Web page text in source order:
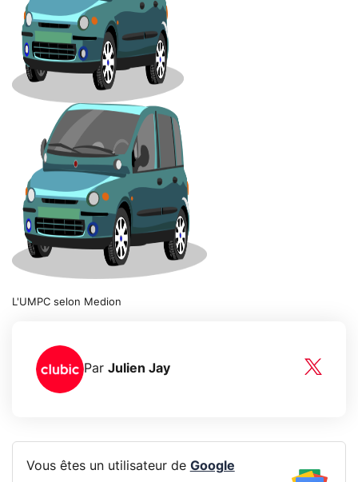
L'UMPC selon Medion
Par Julien Jay
Vous êtes un utilisateur de Google